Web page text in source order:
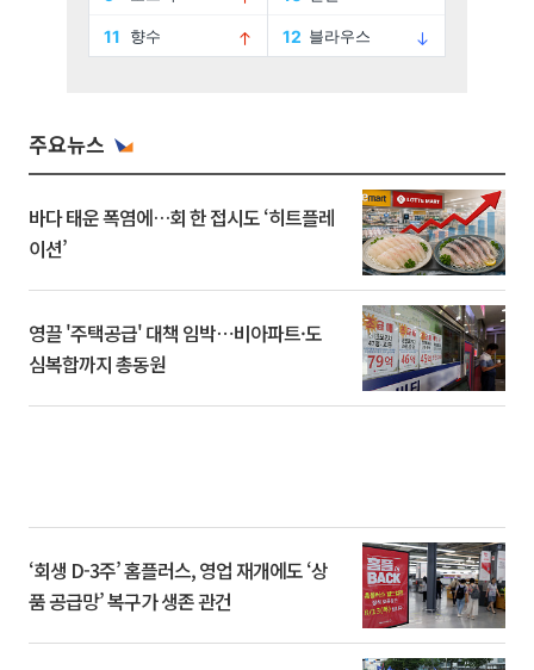
주요뉴스
바다 태운 폭염에…회 한 접시도 ‘히트플레
이션’
영끌 '주택공급' 대책 임박⋯비아파트·도
심복합까지 총동원
‘회생 D-3주’ 홈플러스, 영업 재개에도 ‘상
품 공급망’ 복구가 생존 관건